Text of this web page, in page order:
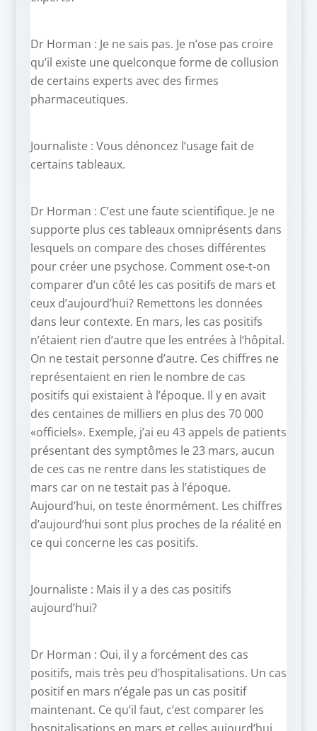
Dr Horman : Je ne sais pas. Je n’ose pas croire
qu’il existe une quelconque forme de collusion
de certains experts avec des firmes
pharmaceutiques.
Journaliste : Vous dénoncez l’usage fait de
certains tableaux.
Dr Horman : C’est une faute scientifique. Je ne
supporte plus ces tableaux omniprésents dans
lesquels on compare des choses différentes
pour créer une psychose. Comment ose-t-on
comparer d’un côté les cas positifs de mars et
ceux d’aujourd’hui? Remettons les données
dans leur contexte. En mars, les cas positifs
n’étaient rien d’autre que les entrées à l’hôpital.
On ne testait personne d’autre. Ces chiffres ne
représentaient en rien le nombre de cas
positifs qui existaient à l’époque. Il y en avait
des centaines de milliers en plus des 70 000
«officiels». Exemple, j’ai eu 43 appels de patients
présentant des symptômes le 23 mars, aucun
de ces cas ne rentre dans les statistiques de
mars car on ne testait pas à l’époque.
Aujourd’hui, on teste énormément. Les chiffres
d’aujourd’hui sont plus proches de la réalité en
ce qui concerne les cas positifs.
Journaliste : Mais il y a des cas positifs
aujourd’hui?
Dr Horman : Oui, il y a forcément des cas
positifs, mais très peu d’hospitalisations. Un cas
positif en mars n’égale pas un cas positif
maintenant. Ce qu’il faut, c’est comparer les